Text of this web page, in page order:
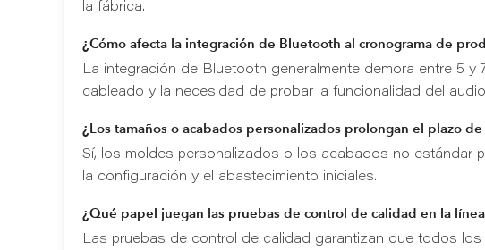
la fábrica.
¿Cómo afecta la integración de Bluetooth al cronograma de
La integración de Bluetooth generalmente demora entre 5
cableado y la necesidad de probar la funcionalidad del
¿Los tamaños o acabados personalizados prolongan el plazo
Sí, los moldes personalizados o los acabados no estándar
la configuración y el abastecimiento iniciales.
¿Qué papel juegan las pruebas de control de calidad en la
Las pruebas de control de calidad garantizan que todos